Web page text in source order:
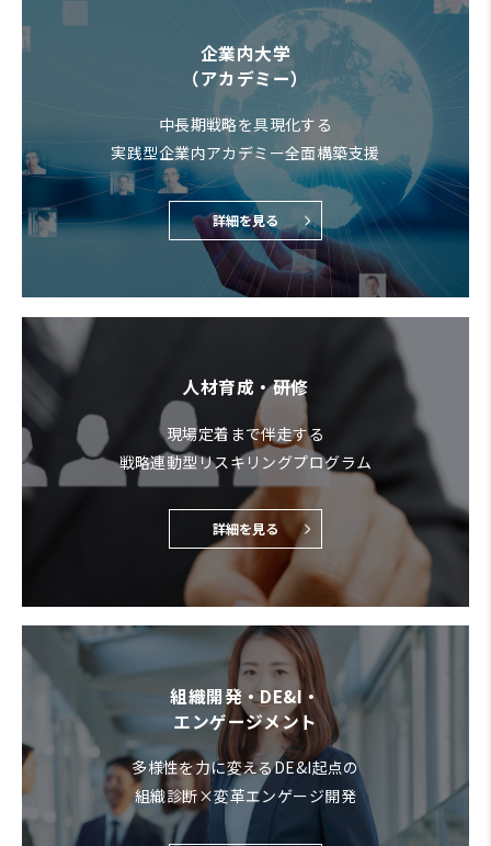
企業内大学
（アカデミー）
中長期戦略を具現化する
実践型企業内アカデミー全面構築支援
詳細を見る
人材育成・研修
現場定着まで伴走する
戦略連動型リスキリングプログラム
詳細を見る
組織開発・DE&I・
エンゲージメント
多様性を力に変えるDE&I起点の
組織診断×変革エンゲージ開発